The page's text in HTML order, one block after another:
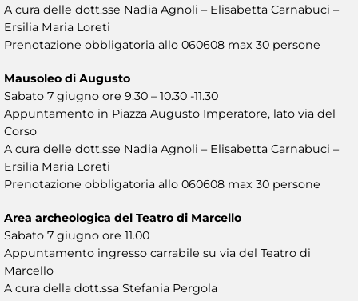
A cura delle dott.sse Nadia Agnoli – Elisabetta Carnabuci –
Ersilia Maria Loreti
Prenotazione obbligatoria allo 060608 max 30 persone
Mausoleo di Augusto
Sabato 7 giugno ore 9.30 – 10.30 -11.30
Appuntamento in Piazza Augusto Imperatore, lato via del
Corso
A cura delle dott.sse Nadia Agnoli – Elisabetta Carnabuci –
Ersilia Maria Loreti
Prenotazione obbligatoria allo 060608 max 30 persone
Area archeologica del Teatro di Marcello
Sabato 7 giugno ore 11.00
Appuntamento ingresso carrabile su via del Teatro di
Marcello
A cura della dott.ssa Stefania Pergola